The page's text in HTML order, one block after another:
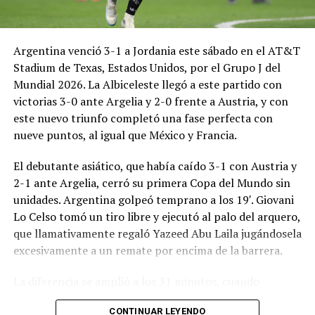
Argentina venció 3-1 a Jordania este sábado en el AT&T
Stadium de Texas, Estados Unidos, por el Grupo J del
Mundial 2026. La Albiceleste llegó a este partido con
victorias 3-0 ante Argelia y 2-0 frente a Austria, y con
este nuevo triunfo completó una fase perfecta con
nueve puntos, al igual que México y Francia.
El debutante asiático, que había caído 3-1 con Austria y
2-1 ante Argelia, cerró su primera Copa del Mundo sin
unidades. Argentina golpeó temprano a los 19′. Giovani
Lo Celso tomó un tiro libre y ejecutó al palo del arquero,
que llamativamente regaló Yazeed Abu Laila jugándosela
excesivamente a un remate por encima de la barrera.
Lautaro Martínez convirtió de penal el 2-0. El Toro
CONTINUAR LEYENDO